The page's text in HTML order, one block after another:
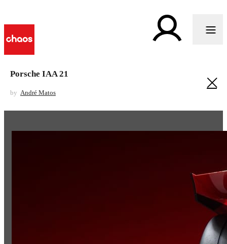
Porsche IAA 21
by André Matos